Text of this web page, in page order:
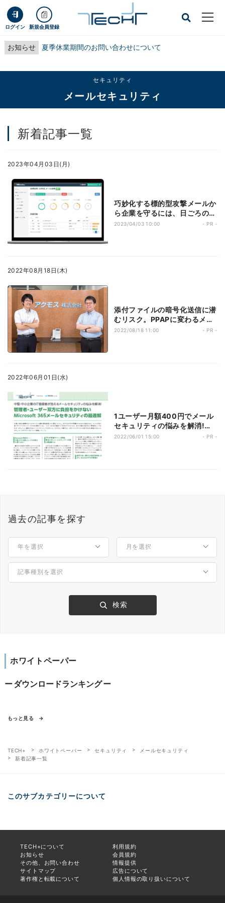
ログイン 新規会員登録
お知らせ 夏季休業期間のお問い合わせについて
セキュリティ
メールセキュリティ
新着記事一覧
2023年04月03日(月)
巧妙化する標的型攻撃メールか
ら企業を守るには、日ごろの訓
練が必須!
2023/04/03 10:00 - PR -
2022年08月18日(木)
添付ファイルの暗号化送信に潜
むリスク。PPAPに変わるメー
ル誤送信対策とは?
2022/08/18 11:00 - PR -
2022年06月01日(水)
1ユーザー月額400円でメール
セキュリティの悩みを解消!
Microsoft 365メールセキュ
2022/06/01 15:00 - PR -
過去の記事を探す
ホワイトペーパー
ダウンロードランキング
もっと見る
TECH+ ホワイトペーパー セキュリティ
メールセキュリティ
新着記事一覧
このサブカテゴリーについて
TECH+について
利用規約
お知らせ
会員規約
その他、お問い合わせ
情報提供
サイトマップ
広告について
著作権と転載について
個人情報の取り扱いについて